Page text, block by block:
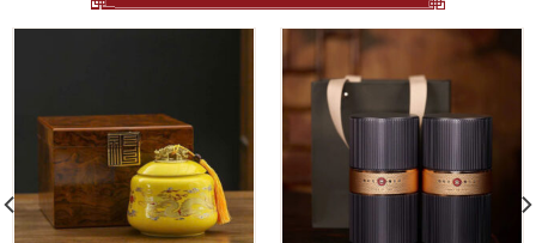
duyệt này cho lần bình luận kế tiếp của tôi.